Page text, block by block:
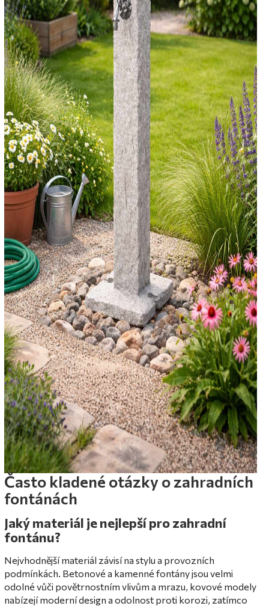
Často kladené otázky o zahradních
fontánách
Jaký materiál je nejlepší pro zahradní
fontánu?
Nejvhodnější materiál závisí na stylu a provozních
podmínkách. Betonové a kamenné fontány jsou velmi
odolné vůči povětrnostním vlivům a mrazu, kovové modely
nabízejí moderní design a odolnost proti korozi, zatímco